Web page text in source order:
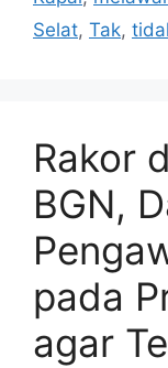
Selat, Tak,
Rakor
BGN,
pada
agar